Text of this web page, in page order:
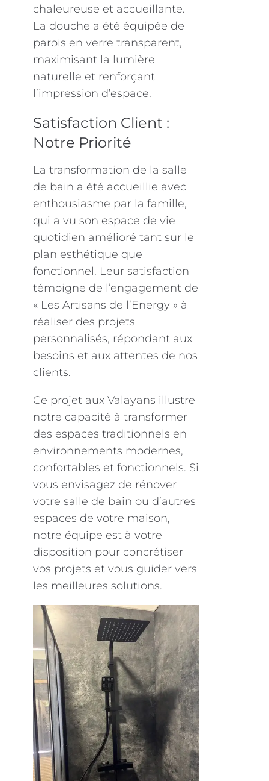
chaleureuse et accueillante.
La douche a été équipée de
parois en verre transparent,
maximisant la lumière
naturelle et renforçant
l’impression d’espace.
Satisfaction Client :
Notre Priorité
La transformation de la salle
de bain a été accueillie avec
enthousiasme par la famille,
qui a vu son espace de vie
quotidien amélioré tant sur le
plan esthétique que
fonctionnel. Leur satisfaction
témoigne de l’engagement de
« Les Artisans de l’Energy » à
réaliser des projets
personnalisés, répondant aux
besoins et aux attentes de nos
clients.
Ce projet aux Valayans illustre
notre capacité à transformer
des espaces traditionnels en
environnements modernes,
confortables et fonctionnels. Si
vous envisagez de rénover
votre salle de bain ou d’autres
espaces de votre maison,
notre équipe est à votre
disposition pour concrétiser
vos projets et vous guider vers
les meilleures solutions.